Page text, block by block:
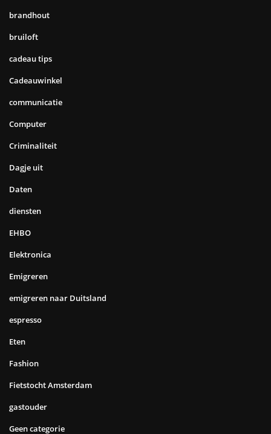
brandhout
bruiloft
cadeau tips
Cadeauwinkel
communicatie
Computer
Criminaliteit
Dagje uit
Daten
diensten
EHBO
Elektronica
Emigreren
emigreren naar Duitsland
espresso
Eten
Fashion
Fietstocht Amsterdam
gastouder
Geen categorie